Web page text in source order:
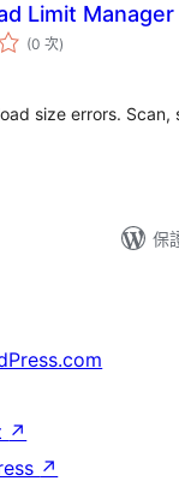
Limit Manager
(0 次評
分)
size errors.
保
↗
↗